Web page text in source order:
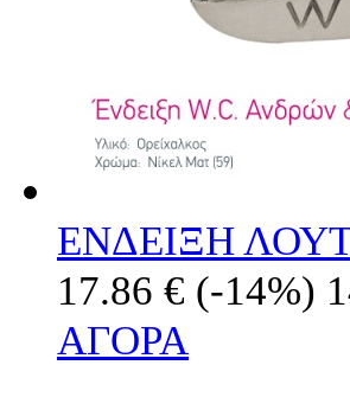
ΕΝΔΕΙΞΗ
17.86 € (-14%)
ΑΓΟΡΑ